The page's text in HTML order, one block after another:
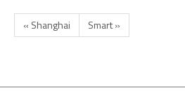
« Shanghai Smart »